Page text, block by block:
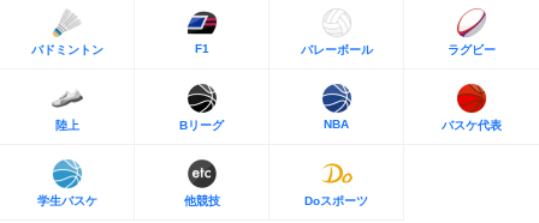
バドミントン F1 バレーボール ラグビー
陸上 Bリーグ NBA バスケ代表
学生バスケ 他競技 Doスポーツ